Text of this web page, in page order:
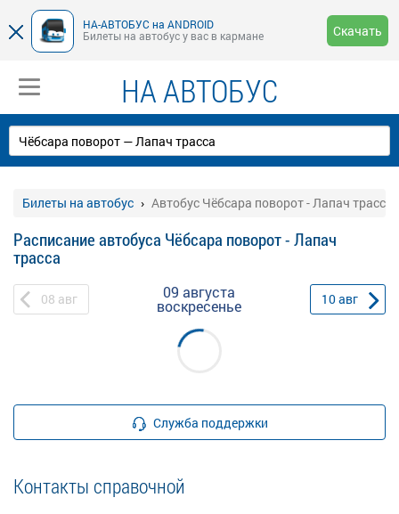
НА-АВТОБУС на ANDROID
Билеты на автобус у вас в кармане
Скачать
НА АВТОБУС
Билеты на автобус Автобус Чёбсара поворот - Лапач трасса
Расписание автобуса Чёбсара поворот - Лапач
трасса
08 авг 09 августа
воскресенье 10авг
Служба поддержки
Контакты справочной